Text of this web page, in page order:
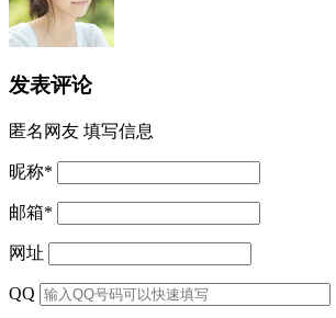
发表评论
匿名网友 填写信息
昵称*
邮箱*
网址
QQ